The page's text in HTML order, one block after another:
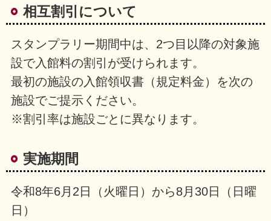
相互割引について
スタンプラリー期間中は、2つ目以降の対象施
設で入館料の割引が受けられます。
最初の施設の入館領収書（規定料金）を次の
施設でご提示ください。
※割引率は施設ごとに異なります。
実施期間
令和8年6月2日（火曜日）から8月30日（日曜
日）